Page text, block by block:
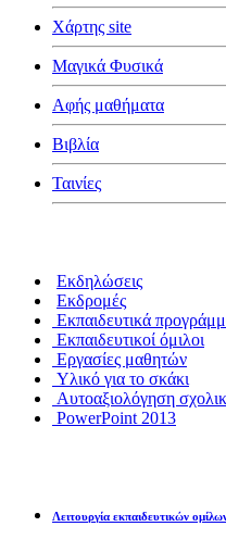
Χάρτης site
Μαγικά Φυσικά
Αφής μαθήματα
Βιβλία
Ταινίες
Εκδηλώσεις
Εκδρομές
Εκπαιδευτικά
Εκπαιδευτικοί όμιλοι
Εργασίες μαθητών
Υλικό για το σκάκι
Αυτοαξιολόγηση
PowerPoint 2013
Λειτουργία εκπαιδευτικών